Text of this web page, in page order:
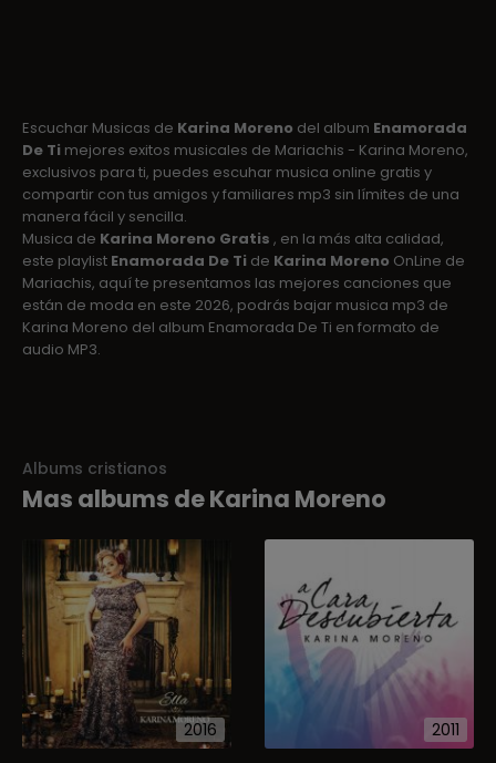
Escuchar Musicas de Karina Moreno del album Enamorada
De Ti mejores exitos musicales de Mariachis - Karina Moreno,
exclusivos para ti, puedes escuhar musica online gratis y
compartir con tus amigos y familiares mp3 sin límites de una
manera fácil y sencilla.
Musica de Karina Moreno Gratis , en la más alta calidad,
este playlist Enamorada De Ti de Karina Moreno OnLine de
Mariachis, aquí te presentamos las mejores canciones que
están de moda en este 2026, podrás bajar musica mp3 de
Karina Moreno del album Enamorada De Ti en formato de
audio MP3.
Albums cristianos
Mas albums de Karina Moreno
2016
2011